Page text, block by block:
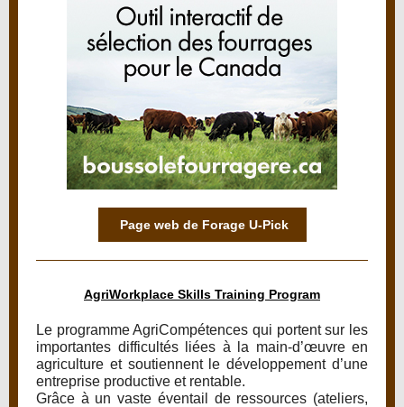
Page web de Forage U-Pick
AgriWorkplace Skills Training Program
Le programme AgriCompétences qui portent sur les
importantes difficultés liées à la main-d’œuvre en
agriculture et soutiennent le développement d’une
entreprise productive et rentable.
Grâce à un vaste éventail de ressources (ateliers,